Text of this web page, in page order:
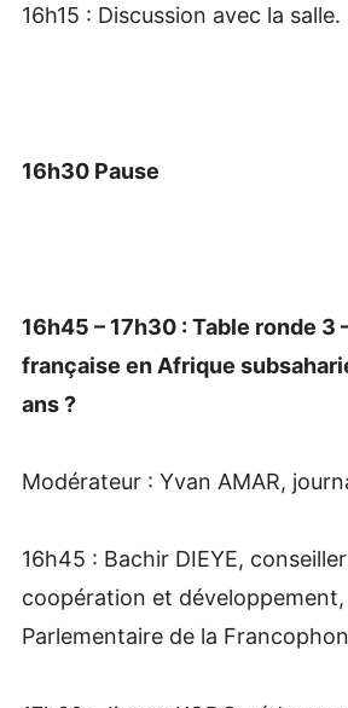
16h15 : Discussion avec la salle.
16h30 Pause
16h45 – 17h30 : Table ronde 3
française en Afrique
ans ?
Modérateur : Yvan AMAR,
16h45 : Bachir DIEYE,
coopération et développement,
Parlementaire de la